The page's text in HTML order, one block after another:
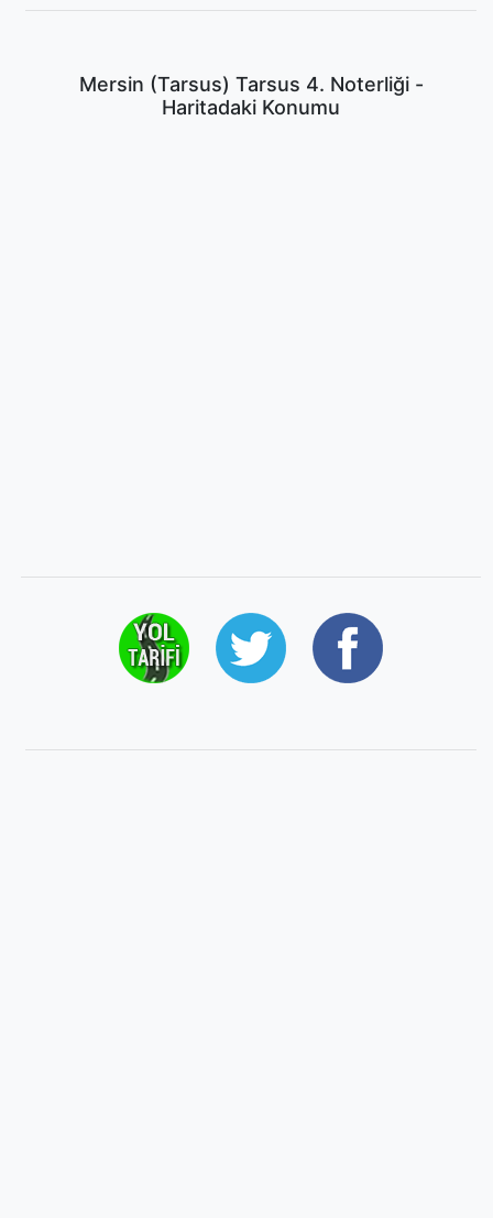
Mersin (Tarsus) Tarsus 4. Noterliği -
Haritadaki Konumu